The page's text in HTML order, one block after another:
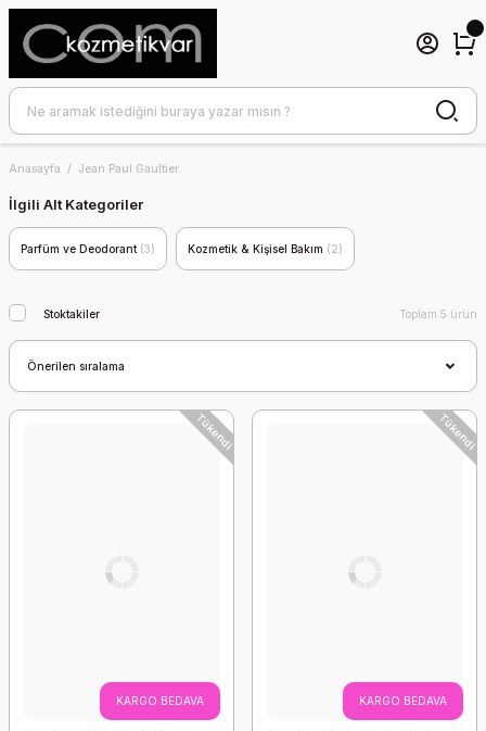
Anasayfa Jean Paul Gaultier
İlgili Alt Kategoriler
Parfüm ve Deodorant (3) Kozmetik & Kişisel Bakım (2)
Stoktakiler Toplam 5 ürün
Tükendi
KARGO BEDAVA
Tükendi
KARGO BEDAVA